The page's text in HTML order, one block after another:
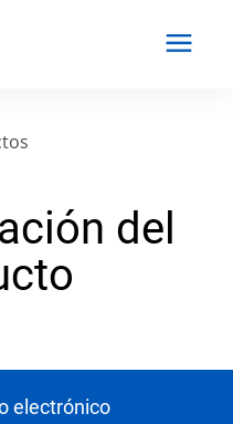
del
electrónico